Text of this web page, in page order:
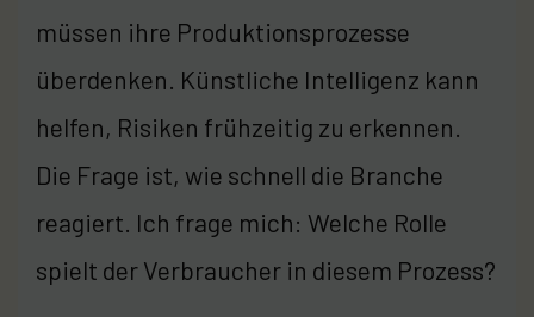
müssen ihre Produktionsprozesse
überdenken. Künstliche Intelligenz kann
helfen, Risiken frühzeitig zu erkennen.
Die Frage ist, wie schnell die Branche
reagiert. Ich frage mich: Welche Rolle
spielt der Verbraucher in diesem Prozess?